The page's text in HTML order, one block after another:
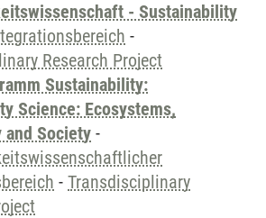
- Sustainability
-
Research Project
Sustainability:
Science: Ecosystems,
Society -
- Transdisciplinary